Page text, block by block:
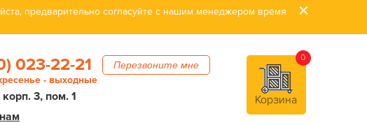
предварительно согласуйте с нашим менеджером время
023-22-21 Перезвоните мне
- выходные
3, пом. 1
Корзина
0